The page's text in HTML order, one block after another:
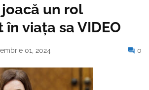
un rol
viața sa VIDEO
01, 2024 0